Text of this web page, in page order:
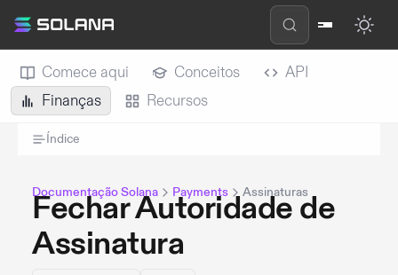
Comece aqui Conceitos
API
Finanças
Recursos
Índice
Documentação Solana Payments Assinaturas
Fechar Autoridade de
Assinatura